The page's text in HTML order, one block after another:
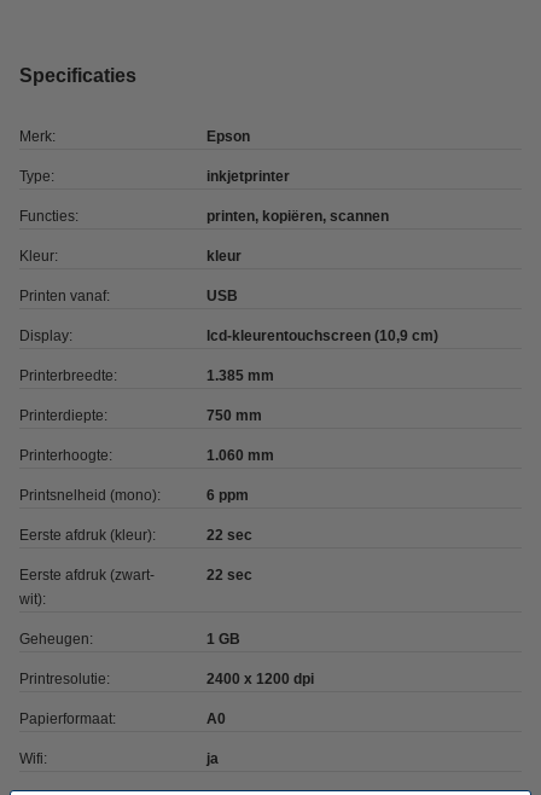
Specificaties
Merk: Epson
Type: inkjetprinter
Functies: printen, kopiëren, scannen
Kleur: kleur
Printen vanaf: USB
Display: lcd-kleurentouchscreen (10,9 cm)
Printerbreedte: 1.385 mm
Printerdiepte: 750 mm
Printerhoogte: 1.060 mm
Printsnelheid (mono): 6 ppm
Eerste afdruk (kleur): 22 sec
Eerste afdruk (zwart-
wit):
22 sec
Geheugen: 1 GB
Printresolutie: 2400 x 1200 dpi
Papierformaat: A0
Wifi: ja